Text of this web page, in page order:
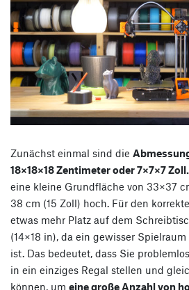
Zunächst einmal sind die
18×18×18 Zentimeter oder 7×7×7 Zoll.
eine kleine Grundfläche von 33×37
38 cm (15 Zoll) hoch. Für den
etwas mehr Platz auf dem
(14×18 in), da ein gewisser
ist. Das bedeutet, dass Sie
in ein einziges Regal stellen und
können, um eine große Anzahl von